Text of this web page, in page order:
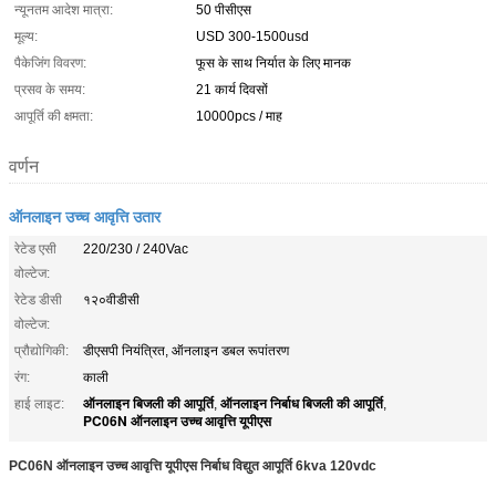
न्यूनतम आदेश मात्रा:
50 पीसीएस
मूल्य:
USD 300-1500usd
पैकेजिंग विवरण:
फूस के साथ निर्यात के लिए मानक
प्रसव के समय:
21 कार्य दिवसों
आपूर्ति की क्षमता:
10000pcs / माह
वर्णन
ऑनलाइन उच्च आवृत्ति उतार
रेटेड एसी
वोल्टेज:
220/230 / 240Vac
रेटेड डीसी
वोल्टेज:
१२०वीडीसी
प्रौद्योगिकी:
डीएसपी नियंत्रित, ऑनलाइन डबल रूपांतरण
रंग:
काली
हाई लाइट:
ऑनलाइन बिजली की आपूर्ति, ऑनलाइन निर्बाध बिजली की आपूर्ति,
PC06N ​​ऑनलाइन उच्च आवृत्ति यूपीएस
PC06N ​​ऑनलाइन उच्च आवृत्ति यूपीएस निर्बाध विद्युत आपूर्ति 6kva 120vdc